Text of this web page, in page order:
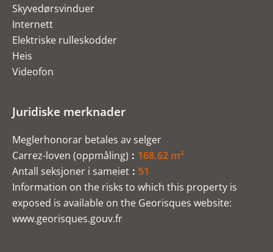
Skyvedørsvinduer
Internett
Elektriske rulleskodder
Heis
Videofon
Juridiske merknader
Meglerhonorar betales av selger
Carrez-loven (oppmåling)
168.62 m²
Antall seksjoner i sameiet
51
Information on the risks to which this property is
exposed is available on the Georisques website:
www.georisques.gouv.fr